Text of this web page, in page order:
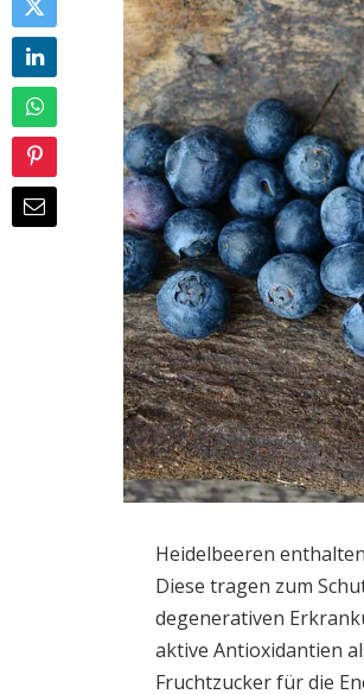
Heidelbeeren
Diese tragen zum
degenerativen
aktive Antioxidantien
Fruchtzucker für die